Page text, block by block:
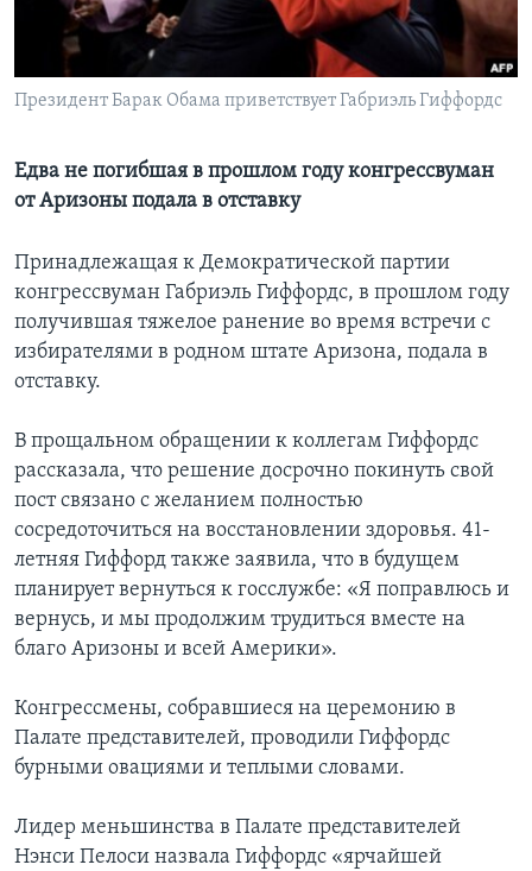
Learning English
СОЦИАЛЬНЫЕ СЕТИ
Языки
Президент Барак Обама приветствует Габриэль Гиффордс
Едва не погибшая в прошлом году конгрессвуман
от Аризоны подала в отставку
Принадлежащая к Демократической партии
конгрессвуман Габриэль Гиффордс, в прошлом году
получившая тяжелое ранение во время встречи с
избирателями в родном штате Аризона, подала в
отставку.
В прощальном обращении к коллегам Гиффордс
рассказала, что решение досрочно покинуть свой
пост связано с желанием полностью
сосредоточиться на восстановлении здоровья. 41-
летняя Гиффорд также заявила, что в будущем
планирует вернуться к госслужбе: «Я поправлюсь и
вернусь, и мы продолжим трудиться вместе на
благо Аризоны и всей Америки».
Конгрессмены, собравшиеся на церемонию в
Палате представителей, проводили Гиффордс
бурными овациями и теплыми словами.
Лидер меньшинства в Палате представителей
Нэнси Пелоси назвала Гиффордс «ярчайшей